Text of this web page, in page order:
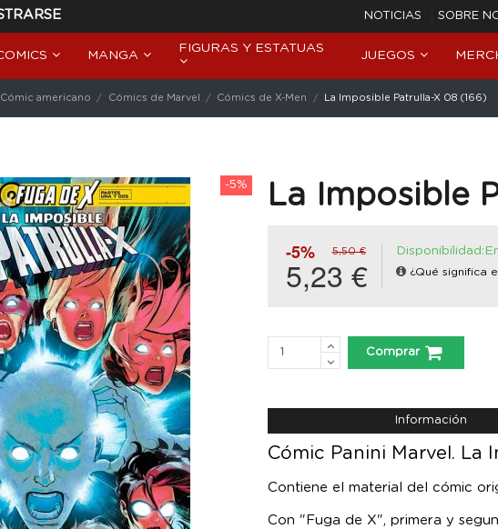
NOTICIAS SOBRE
MANGA
FIGURAS Y ESTATUAS
JUEGOS
Cómic americano Cómics de Marvel Cómics de X-Men La Imposible Patrulla-X 08 (166)
-5% La Imposible
-5% 5,50 €
5,23 € ¿Qué significa
Comprar
Información
Cómic Panini Marvel. La
Contiene el material del cómic
Con "Fuga de X", primera y